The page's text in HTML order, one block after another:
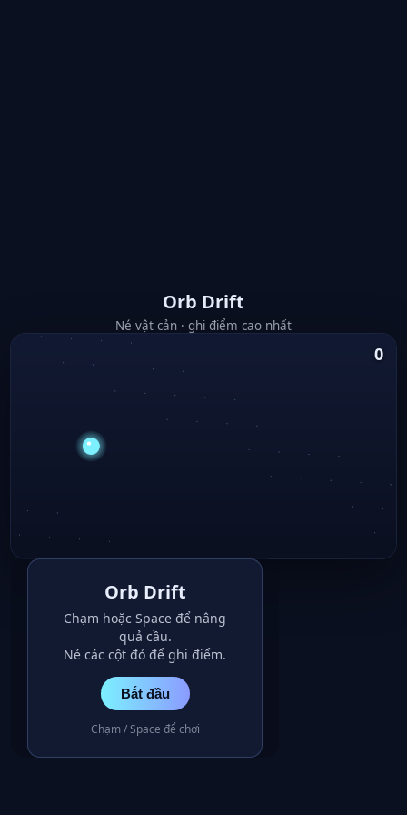
Orb Drift
Né vật cản · ghi điểm cao nhất
0
Orb Drift
Chạm hoặc Space để nâng
quả cầu.
Né các cột đỏ để ghi điểm.
Bắt đầu
Chạm / Space để chơi